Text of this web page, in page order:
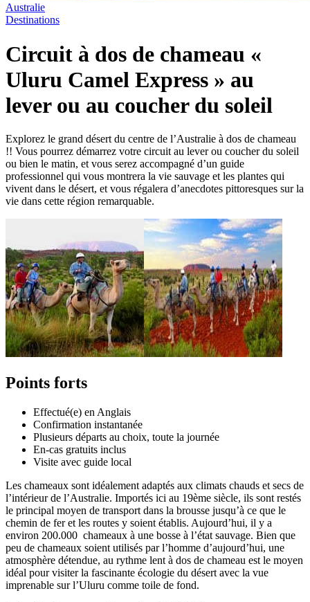
Australie
Destinations
Circuit à dos de chameau «
Uluru Camel Express » au
lever ou au coucher du soleil
Explorez le grand désert du centre de l’Australie à dos de chameau
!! Vous pourrez démarrez votre circuit au lever ou coucher du soleil
ou bien le matin, et vous serez accompagné d’un guide
professionnel qui vous montrera la vie sauvage et les plantes qui
vivent dans le désert, et vous régalera d’anecdotes pittoresques sur la
vie dans cette région remarquable.
Points forts
Effectué(e) en Anglais
Confirmation instantanée
Plusieurs départs au choix, toute la journée
En-cas gratuits inclus
Visite avec guide local
Les chameaux sont idéalement adaptés aux climats chauds et secs de
l’intérieur de l’Australie. Importés ici au 19ème siècle, ils sont restés
le principal moyen de transport dans la brousse jusqu’à ce que le
chemin de fer et les routes y soient établis. Aujourd’hui, il y a
environ 200.000 chameaux à une bosse à l’état sauvage. Bien que
peu de chameaux soient utilisés par l’homme d’aujourd’hui, une
atmosphère détendue, au rythme lent à dos de chameau est le moyen
idéal pour visiter la fascinante écologie du désert avec la vue
imprenable sur l’Uluru comme toile de fond.